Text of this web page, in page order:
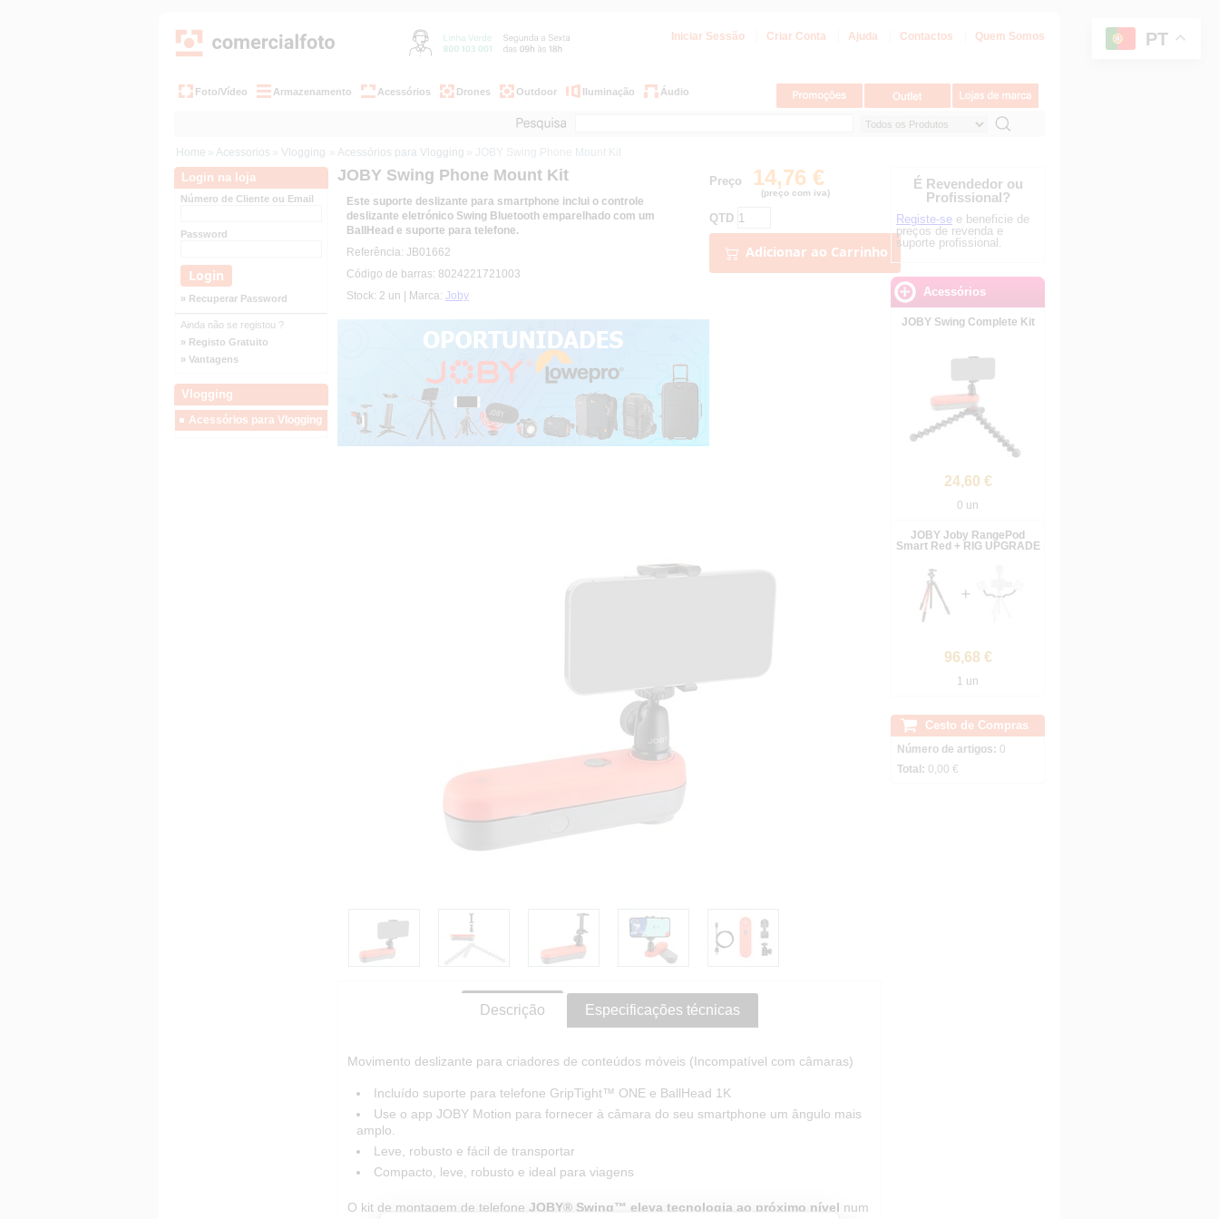
PT
Iniciar Sessão Criar Conta Ajuda Contactos Quem Somos
Foto/Vídeo Armazenamento Acessórios Drones Outdoor Iluminação Áudio
Home » Acessorios » Vlogging » Acessórios para Vlogging » JOBY Swing Phone Mount Kit
Login na loja
Número de Cliente ou Email
Password
» Recuperar Password
Ainda não se registou ?
» Registo Gratuito
» Vantagens
Vlogging
Acessórios para Vlogging
JOBY Swing Phone Mount Kit
Este suporte deslizante para smartphone inclui o controle
deslizante eletrónico Swing Bluetooth emparelhado com um
BallHead e suporte para telefone.
Referência: JB01662
Código de barras: 8024221721003
Stock: 2 un | Marca: Joby
Preço 14,76 €
(preço com iva)
QTD
Adicionar ao Carrinho
Descrição Especificações técnicas
Movimento deslizante para criadores de conteúdos móveis (Incompatível com câmaras)
Incluído suporte para telefone GripTight™ ONE e BallHead 1K
Use o app JOBY Motion para fornecer à câmara do seu smartphone um ângulo mais
amplo.
Leve, robusto e fácil de transportar
Compacto, leve, robusto e ideal para viagens
O kit de montagem de telefone JOBY® Swing™ eleva tecnologia ao próximo nível num
É Revendedor ou
Profissional?
Registe-se e beneficie de
preços de revenda e
suporte profissional.
Acessórios
JOBY Swing Complete Kit
24,60 €
0 un
JOBY Joby RangePod
Smart Red + RIG UPGRADE
96,68 €
1 un
Cesto de Compras
Número de artigos: 0
Total: 0,00 €